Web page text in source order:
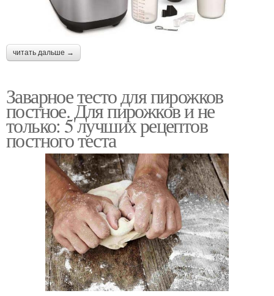
читать дальше →
Заварное тесто для пирожков
постное. Для пирожков и не
только: 5 лучших рецептов
постного теста